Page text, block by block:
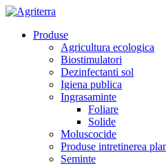
Produse
Agricultura ecologica
Biostimulatori
Dezinfectanti sol
Igiena publica
Ingrasaminte
Foliare
Solide
Moluscocide
Produse intretinerea
Seminte